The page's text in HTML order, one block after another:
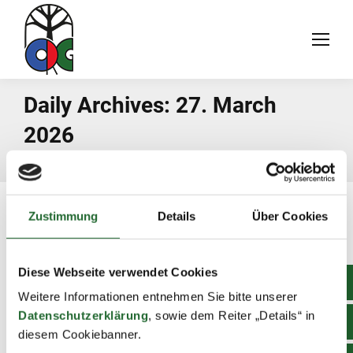
Zustimmung Details Über Cookies
Diese Webseite verwendet Cookies
Weitere Informationen entnehmen Sie bitte unserer
Datenschutzerklärung, sowie dem Reiter „Details“ in
diesem Cookiebanner.
Daily Archives: 27. March
2026
You are here:
Home